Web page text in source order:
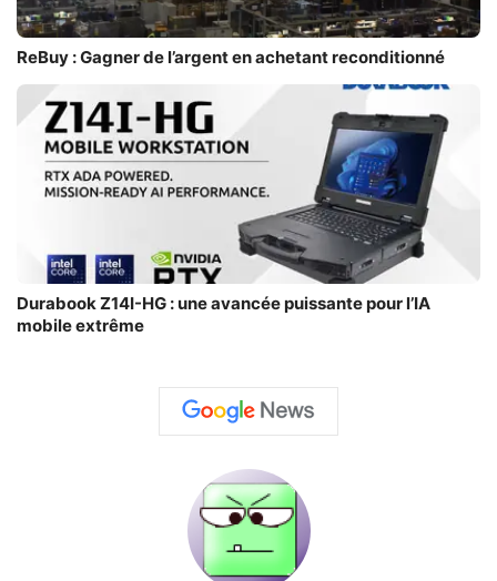
ReBuy : Gagner de l’argent en achetant reconditionné
Durabook Z14I-HG : une avancée puissante pour l’IA
mobile extrême